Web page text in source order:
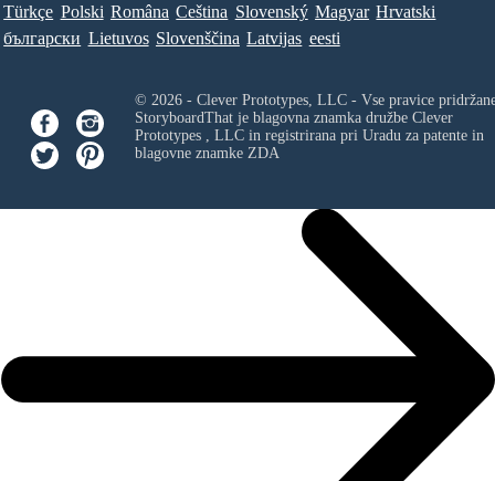
Türkçe Polski Româna Ceština Slovenský Magyar Hrvatski
български Lietuvos Slovenščina Latvijas eesti
© 2026 - Clever Prototypes, LLC - Vse pravice
StoryboardThat je blagovna znamka družbe Clever
Prototypes , LLCin registrirana pri Uradu za patente in
blagovne znamke ZDA